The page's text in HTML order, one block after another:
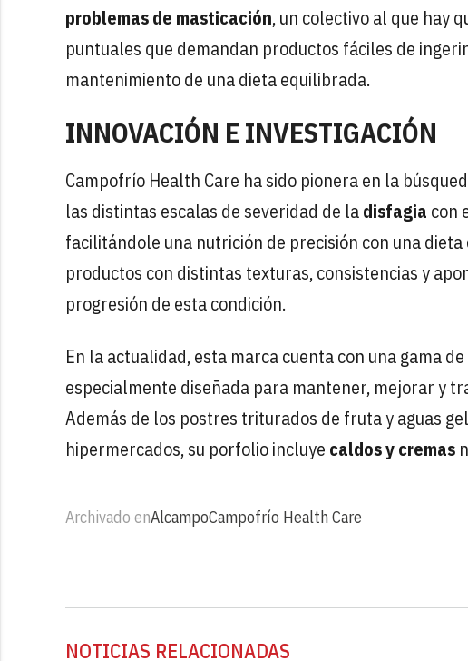
problemas de masticación, un colectivo al que hay
puntuales que demandan productos fáciles de
mantenimiento de una dieta equilibrada.
INNOVACIÓN E INVESTIGACIÓN
Campofrío Health Care ha sido pionera en la
las distintas escalas de severidad de ladisfagia con
facilitándole una nutrición de precisión con una
productos con distintas texturas, consistencias y
progresión de esta condición.
En la actualidad, esta marca cuenta con una gama
especialmente diseñada para mantener, mejorar y
Además de los postres triturados de fruta y aguas
hipermercados, su porfolio incluye caldos y cremas
Archivado enAlcampoCampofrío Health Care
NOTICIAS RELACIONADAS